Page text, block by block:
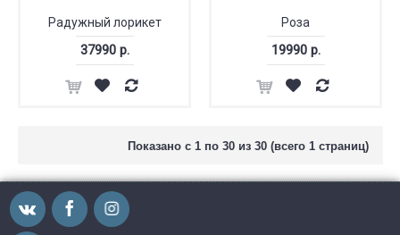
Радужный лорикет
37990 р.
Роза
19990 р.
Показано с 1 по 30 из 30 (всего 1 страниц)